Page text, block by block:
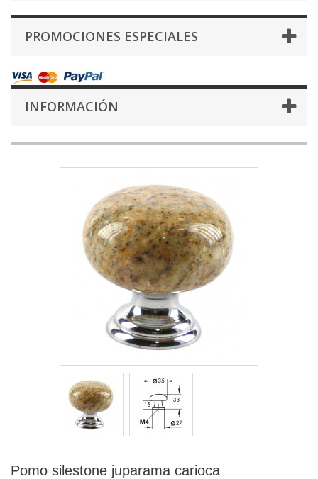
PROMOCIONES ESPECIALES
INFORMACIÓN
Pomo silestone juparama carioca